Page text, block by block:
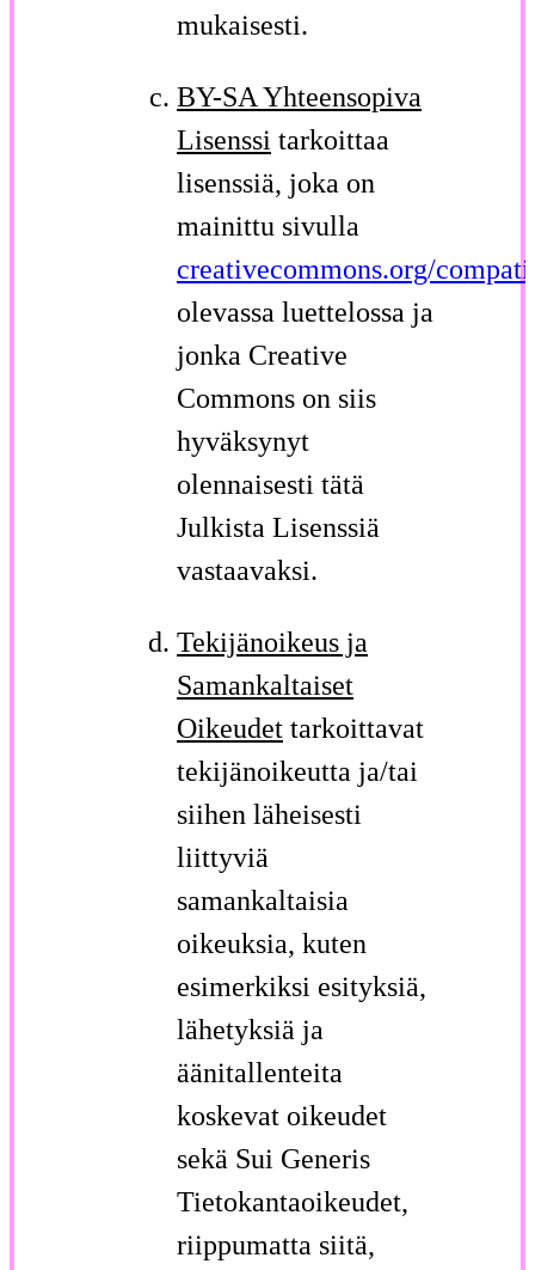
mukaisesti.
BY-SA Yhteensopiva
Lisenssi tarkoittaa
lisenssiä, joka on
mainittu sivulla
creativecommons.org/
olevassa luettelossa ja
jonka Creative
Commons on siis
hyväksynyt
olennaisesti tätä
Julkista Lisenssiä
vastaavaksi.
Tekijänoikeus ja
Samankaltaiset
Oikeudet tarkoittavat
tekijänoikeutta ja/tai
siihen läheisesti
liittyviä
samankaltaisia
oikeuksia, kuten
esimerkiksi esityksiä,
lähetyksiä ja
äänitallenteita
koskevat oikeudet
sekä Sui Generis
Tietokantaoikeudet,
riippumatta siitä,